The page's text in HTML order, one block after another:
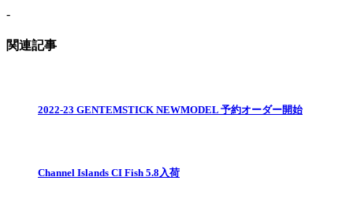
-
関連記事
2022-23 GENTEMSTICK NEWMODEL 予約オーダー開始
Channel Islands CI Fish 5.8入荷